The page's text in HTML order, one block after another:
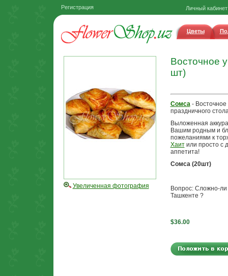
Регистрация Личный кабинет
Цветы
Увеличенная фотография
Восточное
шт)
Сомса-
праздничного
Выложенная
Вашим родным и
пожеланиями к
Хаитили просто с
аппетита!
Сомса (20шт)
Вопрос: Сложно-ли
Ташкенте ?
$36.00